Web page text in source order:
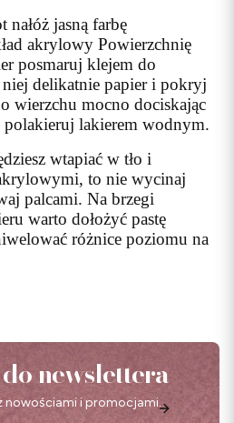
jasną farbę
akrylowy Powierzchnię
posmaruj klejem do
niej delikatnie papier i pokryj
wierzchu mocno dociskając
polakieruj lakierem wodnym.
wtapiać w tło i
to nie wycinaj
palcami. Na brzegi
warto dołożyć pastę
różnice poziomu na
do newslettera
nowościami i promocjami.